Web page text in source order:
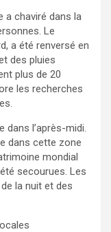
a chaviré dans la
Le
a été renversé en
des pluies
plus de 20
les recherches
dans l’après-midi.
dans cette zone
mondial
secourues. Les
la nuit et des